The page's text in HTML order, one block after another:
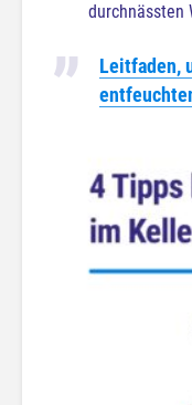
durchnässten
Leitfaden,